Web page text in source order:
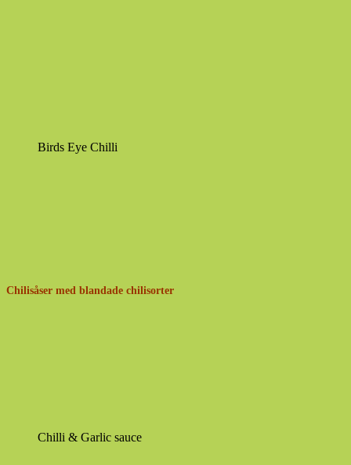
Birds Eye Chilli
Chilisåser med blandade chilisorter
Chilli & Garlic sauce